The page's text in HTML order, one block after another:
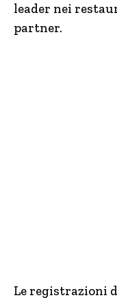
leader nei
partner.
Le registrazioni